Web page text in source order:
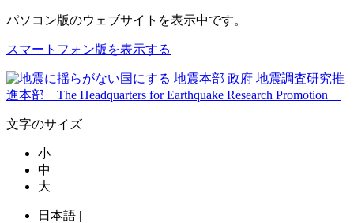
パソコン版のウェブサイトを表示中です。
スマートフォン版を表示する
文字のサイズ
小
中
大
日本語 |